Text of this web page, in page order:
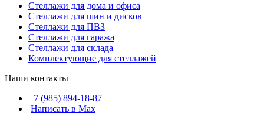
Стеллажи для дома и офиса
Стеллажи для шин и дисков
Стеллажи для ПВЗ
Стеллажи для гаража
Стеллажи для склада
Комплектующие для стеллажей
Наши контакты
+7 (985) 894-18-87
Написать в Max